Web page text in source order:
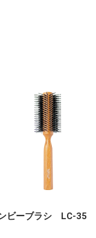
ビーブラシ LC-35